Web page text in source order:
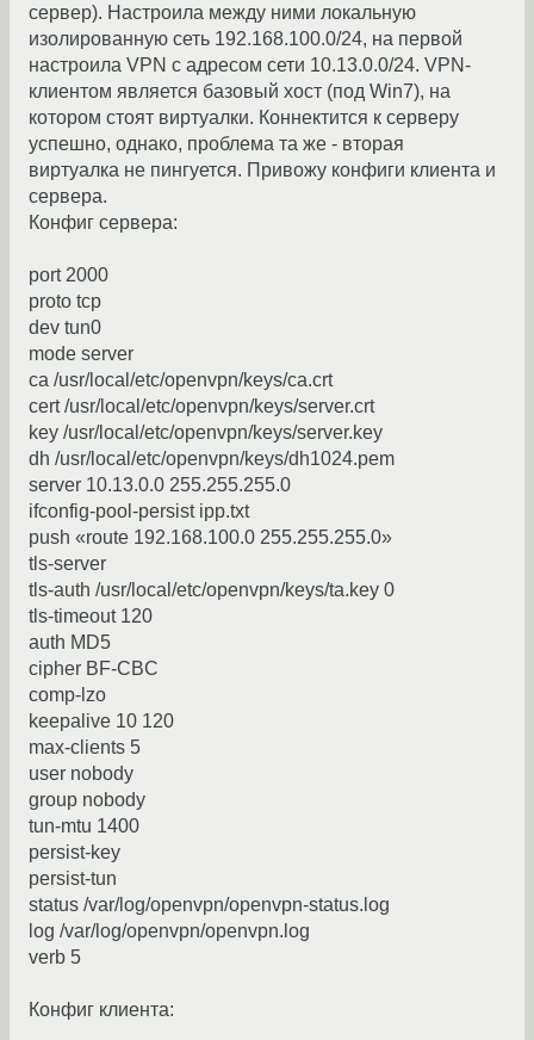
сервер). Настроила между ними локальную
изолированную сеть 192.168.100.0/24, на первой
настроила VPN с адресом сети 10.13.0.0/24. VPN-
клиентом является базовый хост (под Win7), на
котором стоят виртуалки. Коннектится к серверу
успешно, однако, проблема та же - вторая
виртуалка не пингуется. Привожу конфиги клиента и
сервера.
Конфиг сервера:
port 2000
proto tcp
dev tun0
mode server
ca /usr/local/etc/openvpn/keys/ca.crt
cert /usr/local/etc/openvpn/keys/server.crt
key /usr/local/etc/openvpn/keys/server.key
dh /usr/local/etc/openvpn/keys/dh1024.pem
server 10.13.0.0 255.255.255.0
ifconfig-pool-persist ipp.txt
push «route 192.168.100.0 255.255.255.0»
tls-server
tls-auth /usr/local/etc/openvpn/keys/ta.key 0
tls-timeout 120
auth MD5
cipher BF-CBC
comp-lzo
keepalive 10 120
max-clients 5
user nobody
group nobody
tun-mtu 1400
persist-key
persist-tun
status /var/log/openvpn/openvpn-status.log
log /var/log/openvpn/openvpn.log
verb 5
Конфиг клиента: